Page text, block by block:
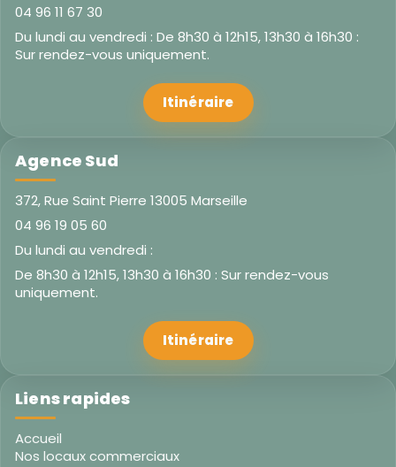
04 96 11 67 30
Du lundi au vendredi : De 8h30 à 12h15, 13h30 à 16h30 :
Sur rendez-vous uniquement.
Itinéraire
Agence Sud
372, Rue Saint Pierre 13005 Marseille
04 96 19 05 60
Du lundi au vendredi :
De 8h30 à 12h15, 13h30 à 16h30 : Sur rendez-vous
uniquement.
Itinéraire
Liens rapides
Accueil
Nos locaux commerciaux